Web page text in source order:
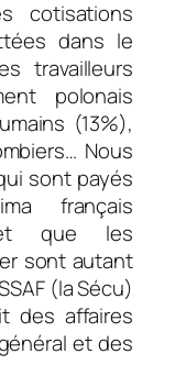
cotisations
dans le
travailleurs
polonais
(13%),
Nous
sont payés
français
et que les
sont autant
(la Sécu)
des affaires
et des